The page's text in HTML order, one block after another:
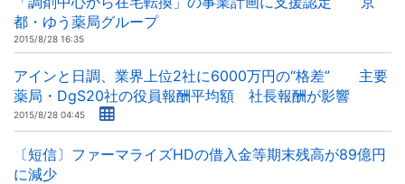
都・ゆう薬局グループ
2015/8/28 16:35
アインと日調、業界上位2社に6000万円の“格差” 主要
薬局・DgS20社の役員報酬平均額 社長報酬が影響
2015/8/28 04:45
〔短信〕ファーマライズHDの借入金等期末残高が89億円
に減少